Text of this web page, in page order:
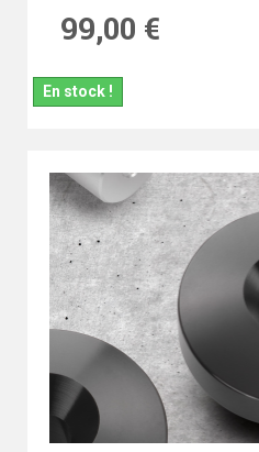
99,00 €
En stock !